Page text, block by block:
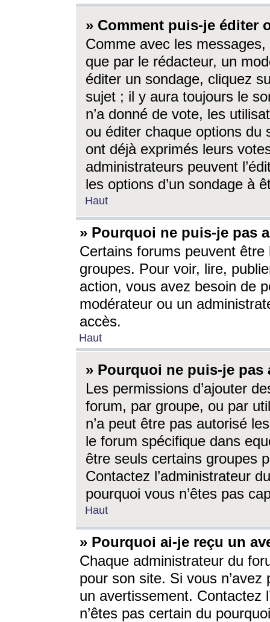
» Comment puis-je éditer
Comme avec les
que par le rédacteur, un
éditer un sondage, cliquez
sujet ; il y aura toujours le
n’a donné de vote, les
ou éditer chaque options du
ont déjà exprimés leurs
administrateurs peuvent
les options d’un sondage à
Haut
» Pourquoi ne puis-je pas
Certains forums peuvent être
groupes. Pour voir, lire,
action, vous avez besoin de
modérateur ou un
accès.
Haut
» Pourquoi ne puis-je
Les permissions d’ajouter
forum, par groupe, ou par
n’a peut être pas autorisé
le forum spécifique dans
être seuls certains groupes
Contactez l’administrateur
pourquoi vous n’êtes pas
Haut
» Pourquoi ai-je reçu un
Chaque administrateur du
pour son site. Si vous
un avertissement. Contactez
n’êtes pas certain du